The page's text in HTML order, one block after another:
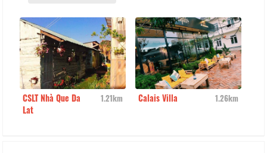
CSLT Nhà Que Da
Lat
1.21km Calais Villa 1.26km